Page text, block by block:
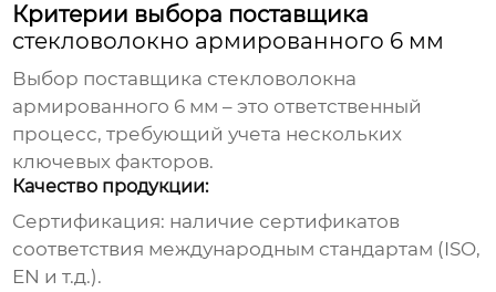
Критерии выбора поставщика
стекловолокно армированного 6 мм
Выбор поставщика стекловолокна
армированного 6 мм – это ответственный
процесс, требующий учета нескольких
ключевых факторов.
Качество продукции:
Сертификация: наличие сертификатов
соответствия международным стандартам (ISO,
EN и т.д.).